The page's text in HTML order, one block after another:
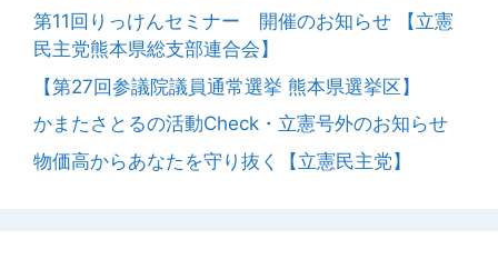
第11回りっけんセミナー 開催のお知らせ 【立憲
民主党熊本県総支部連合会】
【第27回参議院議員通常選挙 熊本県選挙区】
かまたさとるの活動Check・立憲号外のお知らせ
物価高からあなたを守り抜く【立憲民主党】